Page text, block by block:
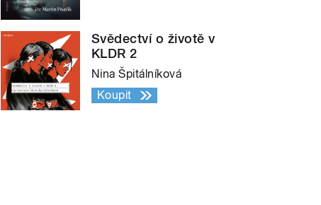
Svědectví o životě v
KLDR 2
Nina Špitálníková
Koupit